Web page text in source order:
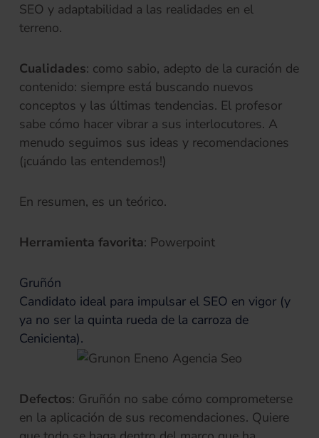
SEO y adaptabilidad a las realidades en el
terreno.
Cualidades: como sabio, adepto de la curación de
contenido: siempre está buscando nuevos
conceptos y las últimas tendencias. El profesor
sabe cómo hacer vibrar a sus interlocutores. A
menudo seguimos sus ideas y recomendaciones
(¡cuándo las entendemos!)
En resumen, es un teórico.
Herramienta favorita: Powerpoint
Gruñón
Candidato ideal para impulsar el SEO en vigor (y
ya no ser la quinta rueda de la carroza de
Cenicienta).
Defectos: Gruñón no sabe cómo comprometerse
en la aplicación de sus recomendaciones. Quiere